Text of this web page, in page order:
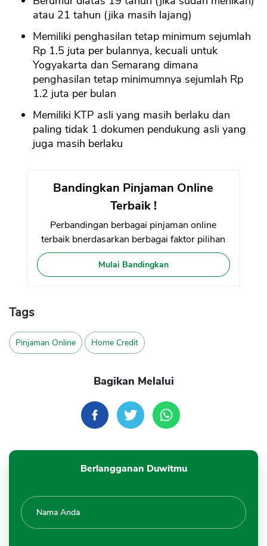
atau 21 tahun (jika masih lajang)
Memiliki penghasilan tetap minimum sejumlah
Rp 1.5 juta per bulannya, kecuali untuk
Yogyakarta dan Semarang dimana
penghasilan tetap minimumnya sejumlah Rp
1.2 juta per bulan
Memiliki KTP asli yang masih berlaku dan
paling tidak 1 dokumen pendukung asli yang
juga masih berlaku
Bandingkan Pinjaman Online
Terbaik !
Perbandingan berbagai pinjaman online
terbaik bnerdasarkan berbagai faktor pilihan
Mulai Bandingkan
Tags
Pinjaman Online Home Credit
Bagikan Melalui
Berlangganan Duwitmu